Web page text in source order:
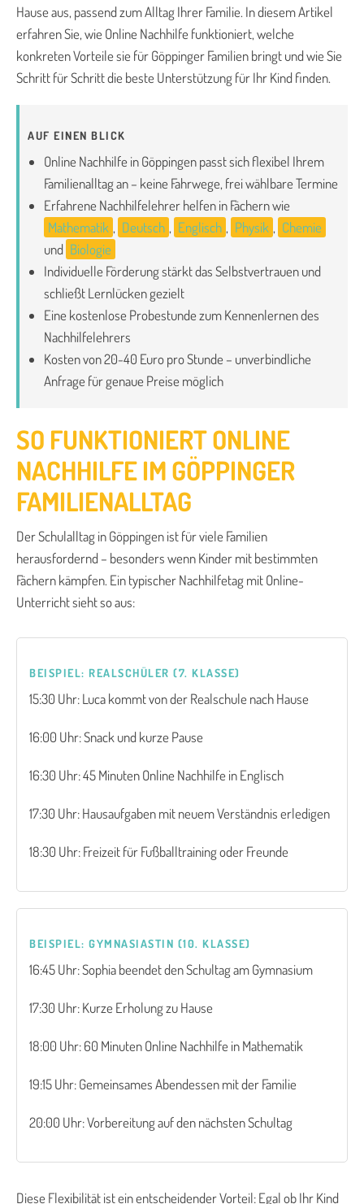
Hause aus, passend zum Alltag Ihrer Familie. In diesem Artikel
erfahren Sie, wie Online Nachhilfe funktioniert, welche
konkreten Vorteile sie für Göppinger Familien bringt und wie Sie
Schritt für Schritt die beste Unterstützung für Ihr Kind finden.
AUF EINEN BLICK
Online Nachhilfe in Göppingen passt sich flexibel Ihrem
Familienalltag an – keine Fahrwege, frei wählbare Termine
Erfahrene Nachhilfelehrer helfen in Fächern wie
Mathematik , Deutsch , Englisch , Physik , Chemie
und Biologie
Individuelle Förderung stärkt das Selbstvertrauen und
schließt Lernlücken gezielt
Eine kostenlose Probestunde zum Kennenlernen des
Nachhilfelehrers
Kosten von 20-40 Euro pro Stunde – unverbindliche
Anfrage für genaue Preise möglich
SO FUNKTIONIERT ONLINE
NACHHILFE IM GÖPPINGER
FAMILIENALLTAG
Der Schulalltag in Göppingen ist für viele Familien
herausfordernd – besonders wenn Kinder mit bestimmten
Fächern kämpfen. Ein typischer Nachhilfetag mit Online-
Unterricht sieht so aus:
BEISPIEL: REALSCHÜLER (7. KLASSE)
15:30 Uhr: Luca kommt von der Realschule nach Hause
16:00 Uhr: Snack und kurze Pause
16:30 Uhr: 45 Minuten Online Nachhilfe in Englisch
17:30 Uhr: Hausaufgaben mit neuem Verständnis erledigen
18:30 Uhr: Freizeit für Fußballtraining oder Freunde
BEISPIEL: GYMNASIASTIN (10. KLASSE)
16:45 Uhr: Sophia beendet den Schultag am Gymnasium
17:30 Uhr: Kurze Erholung zu Hause
18:00 Uhr: 60 Minuten Online Nachhilfe in Mathematik
19:15 Uhr: Gemeinsames Abendessen mit der Familie
20:00 Uhr: Vorbereitung auf den nächsten Schultag
Diese Flexibilität ist ein entscheidender Vorteil: Egal ob Ihr Kind